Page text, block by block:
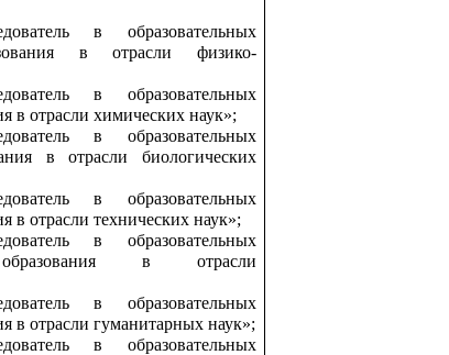
в образовательных
в отрасли физико-
в образовательных
в отрасли химических наук»;
в образовательных
в отрасли биологических
в образовательных
в отрасли технических наук»;
в образовательных
в отрасли
в образовательных
в отрасли гуманитарных наук»;
в образовательных